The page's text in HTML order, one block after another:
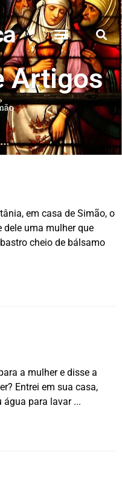
Artigos
em casa de Simão, o
dele uma mulher que
cheio de bálsamo
a mulher e disse a
Entrei em sua casa,
água para lavar